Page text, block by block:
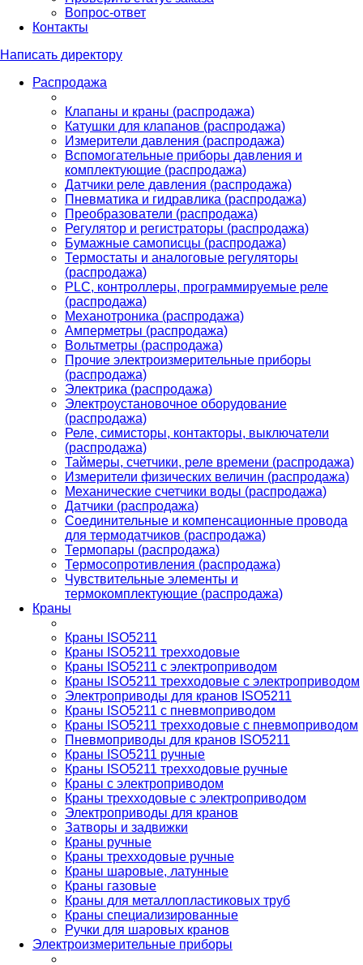
Вопрос-ответ
Контакты
Написать директору
Распродажа
Клапаны и краны (распродажа)
Катушки для клапанов (распродажа)
Измерители давления (распродажа)
Вспомогательные приборы давления и
комплектующие (распродажа)
Датчики реле давления (распродажа)
Пневматика и гидравлика (распродажа)
Преобразователи (распродажа)
Регулятор и регистраторы (распродажа)
Бумажные самописцы (распродажа)
Термостаты и аналоговые регуляторы
(распродажа)
PLС, контроллеры, программируемые реле
(распродажа)
Механотроника (распродажа)
Амперметры (распродажа)
Вольтметры (распродажа)
Прочие электроизмерительные приборы
(распродажа)
Электрика (распродажа)
Электроустановочное оборудование
(распродажа)
Реле, симисторы, контакторы, выключатели
(распродажа)
Таймеры, счетчики, реле времени (распродажа)
Измерители физических величин (распродажа)
Механические счетчики воды (распродажа)
Датчики (распродажа)
Соединительные и компенсационные провода
для термодатчиков (распродажа)
Термопары (распродажа)
Термосопротивления (распродажа)
Чувствительные элементы и
термокомплектующие (распродажа)
Краны
Краны ISO5211
Краны ISO5211 трехходовые
Краны ISO5211 с электроприводом
Краны ISO5211 трехходовые с электроприводом
Электроприводы для кранов ISO5211
Краны ISO5211 с пневмоприводом
Краны ISO5211 трехходовые с пневмоприводом
Пневмоприводы для кранов ISO5211
Краны ISO5211 ручные
Краны ISO5211 трехходовые ручные
Краны с электроприводом
Краны трехходовые с электроприводом
Электроприводы для кранов
Затворы и задвижки
Краны ручные
Краны трехходовые ручные
Краны шаровые, латунные
Краны газовые
Краны для металлопластиковых труб
Краны специализированные
Ручки для шаровых кранов
Электроизмерительные приборы